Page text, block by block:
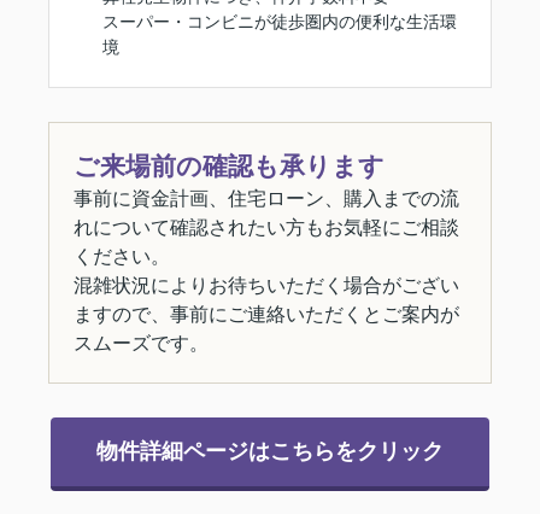
スーパー・コンビニが徒歩圏内の便利な生活環
境
ご来場前の確認も承ります
事前に資金計画、住宅ローン、購入までの流
れについて確認されたい方もお気軽にご相談
ください。
混雑状況によりお待ちいただく場合がござい
ますので、事前にご連絡いただくとご案内が
スムーズです。
物件詳細ページはこちらをクリック